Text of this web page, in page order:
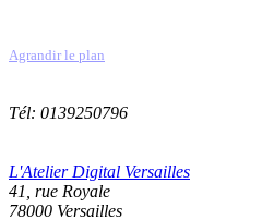
Agrandir le plan
Tél: 0139250796
L'Atelier Digital Versailles
41, rue Royale
78000 Versailles